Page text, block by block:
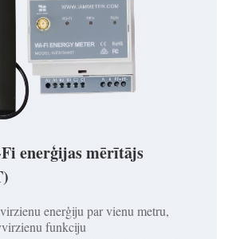
enerģijas mērītājs
enerģiju par vienu metru,
funkciju